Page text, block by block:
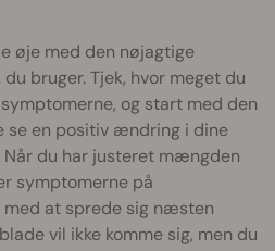
øje med den nøjagtige
bruger. Tjek, hvor meget du
og start med den
se en positiv ændring i dine
du har justeret mængden
symptomerne på
at sprede sig næsten
vil ikke komme sig, men du